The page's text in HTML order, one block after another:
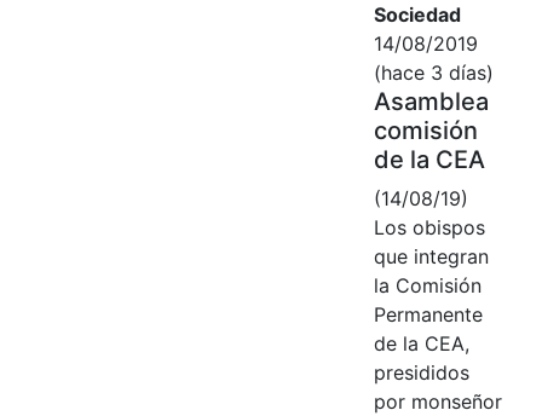
Sociedad
14/08/2019
(hace 3 días)
Asamblea
comisión
de la CEA
(14/08/19)
Los obispos
que integran
la Comisión
Permanente
de la CEA,
presididos
por monseñor